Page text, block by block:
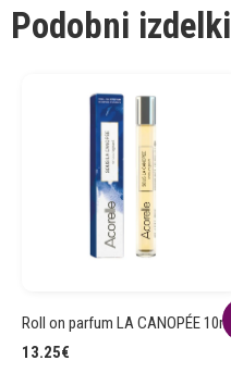
Podobni izdelki
Roll on parfum LA CANOPÉE 10ml
13.25€